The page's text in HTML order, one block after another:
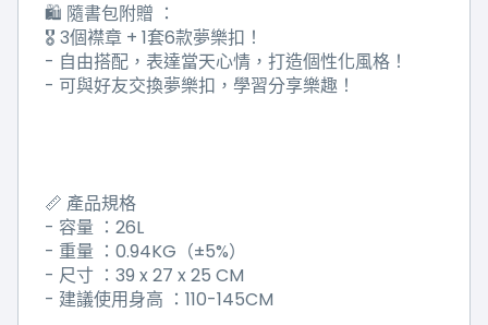
🛍️ 隨書包附贈 ：
🎖️ 3個襟章 + 1套6款夢樂扣！
- 自由搭配，表達當天心情，打造個性化風格！
- 可與好友交換夢樂扣，學習分享樂趣！
📏 產品規格
- 容量 ： 26L
- 重量 ： 0.94KG （±5%）
- 尺寸 ： 39 x 27 x 25 CM
- 建議使用身高 ： 110-145CM